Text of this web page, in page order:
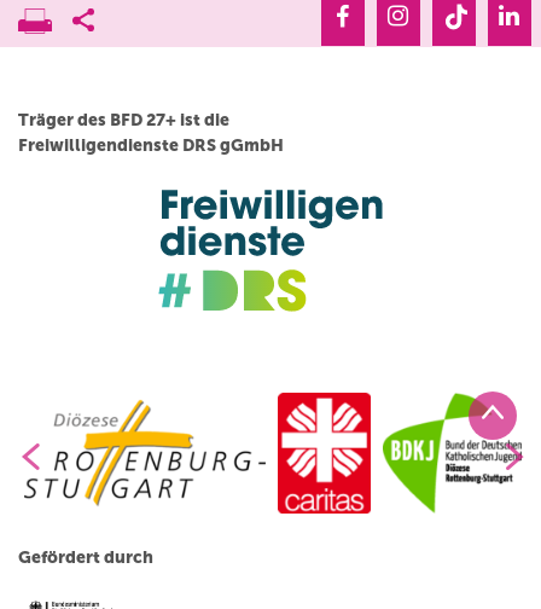
Träger des BFD 27+ ist die
Freiwilligendienste DRS gGmbH
Gefördert durch